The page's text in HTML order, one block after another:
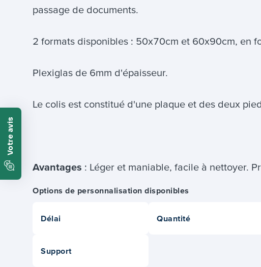
passage de documents.
2 formats disponibles : 50x70cm et 60x90cm, en
Plexiglas de 6mm d'épaisseur.
Le colis est constitué d'une plaque et des deux
Avantages : Léger et maniable, facile à nettoyer.
Options de personnalisation disponibles
Délai Quantité
Support